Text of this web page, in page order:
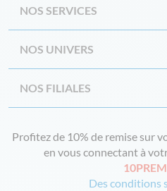
NOS SERVICES
NOS UNIVERS
NOS FILIALES
Profitez de 10% de remise sur
en vous connectant à
Des conditions